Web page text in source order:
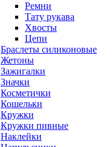
Ремни
Тату рукава
Хвосты
Цепи
Браслеты силиконовые
Жетоны
Зажигалки
Значки
Косметички
Кошельки
Кружки
Кружки пивные
Наклейки